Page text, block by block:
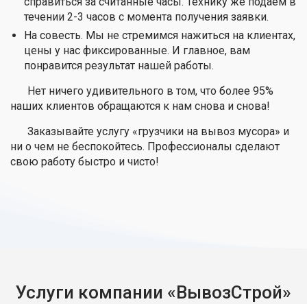
течении 2-3 часов с момента получения заявки.
На совесть. Мы не стремимся нажиться на клиентах,
цены у нас фиксированные. И главное, вам
понравится результат нашей работы.
Нет ничего удивительного в том, что более 95%
наших клиентов обращаются к нам снова и снова!
Заказывайте услугу «грузчики на вывоз мусора» и
ни о чем не беспокойтесь. Профессионалы сделают
свою работу быстро и чисто!
Услуги компании «ВывозСтрой»